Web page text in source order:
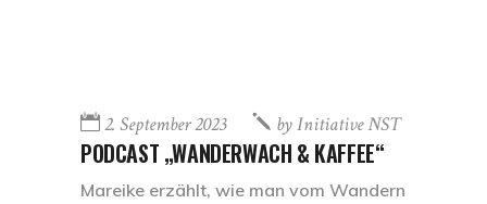
2. September 2023 byInitiative NST
PODCAST „WANDERWACH & KAFFEE“
Mareike erzählt, wie man vom Wandern